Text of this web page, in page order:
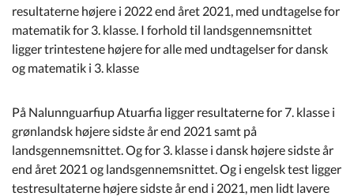
resultaterne højere i 2022 end året 2021, med undtagelse for
matematik for 3. klasse. I forhold til landsgennemsnittet
ligger trintestene højere for alle med undtagelser for dansk
og matematik i 3. klasse
På Nalunnguarfiup Atuarfia ligger resultaterne for 7. klasse i
grønlandsk højere sidste år end 2021 samt på
landsgennemsnittet. Og for 3. klasse i dansk højere sidste år
end året 2021 og landsgennemsnittet. Og i engelsk test ligger
testresultaterne højere sidste år end i 2021, men lidt lavere